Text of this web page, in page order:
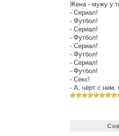
Жена - мужу у
- Сериал!
- Футбол!
- Сериал!
- Футбол!
- Сериал!
- Футбол!
- Сериал!
- Футбол!
- Секс!
- А, чёрт с ним,